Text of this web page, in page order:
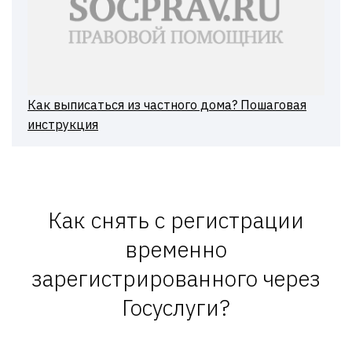
Как выписаться из частного дома? Пошаговая
инструкция
Как снять с регистрации
временно
зарегистрированного через
Госуслуги?